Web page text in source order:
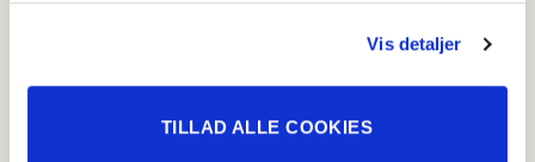
Vis detaljer
TILLAD ALLE COOKIES